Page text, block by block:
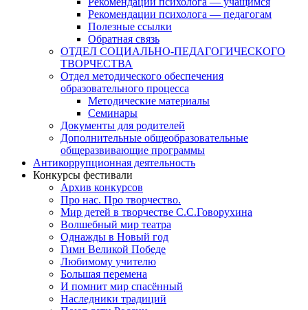
Рекомендации психолога — педагогам
Полезные ссылки
Обратная связь
ОТДЕЛ СОЦИАЛЬНО-ПЕДАГОГИЧЕСКОГО
ТВОРЧЕСТВА
Отдел методического обеспечения
образовательного процесса
Методические материалы
Семинары
Документы для родителей
Дополнительные общеобразовательные
общеразвивающие программы
Антикоррупционная деятельность
Конкурсы фестивали
Архив конкурсов
Про нас. Про творчество.
Мир детей в творчестве С.С.Говорухина
Волшебный мир театра
Однажды в Новый год
Гимн Великой Победе
Любимому учителю
Большая перемена
И помнит мир спасённый
Наследники традиций